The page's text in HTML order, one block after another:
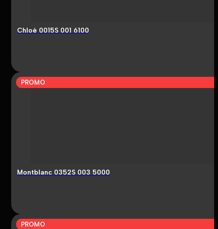
Chloé 0015S 001 6100
PROMO
Montblanc 0352S 003 5000
PROMO